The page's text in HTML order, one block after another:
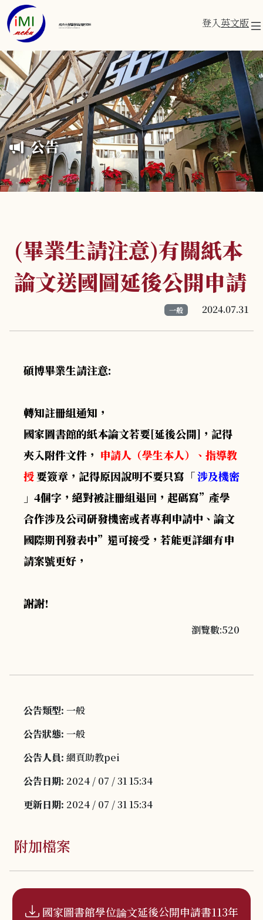
成功大學醫學資訊研究所
Institute of Medical Informatics 登入英文版
公告
(畢業生請注意)有關紙本
論文送國圖延後公開申請
一般 2024.07.31
碩博畢業生請注意:
轉知註冊組通知，
國家圖書館的紙本論文若要[延後公開]，記得
夾入附件文件， 申請人（學生本人）、指導教
授要簽章，記得原因說明不要只寫「涉及機密
」4個字，絕對被註冊組退回，起碼寫”產學
合作涉及公司研發機密或者專利申請中、論文
國際期刊發表中”還可接受，若能更詳細有申
請案號更好，
謝謝!
瀏覽數:520
公告類型: 一般
公告狀態: 一般
公告人員: 網頁助教pei
公告日期: 2024 / 07 / 31 15:34
更新日期: 2024 / 07 / 31 15:34
附加檔案
國家圖書館學位論文延後公開申請書113年